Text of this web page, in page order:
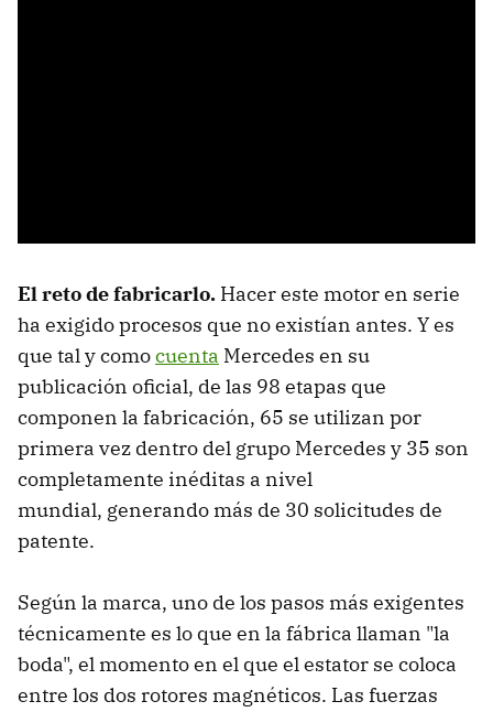
El reto de fabricarlo. Hacer este motor en serie
ha exigido procesos que no existían antes. Y es
que tal y comocuenta Mercedes en su
publicación oficial, de las 98 etapas que
componen la fabricación, 65 se utilizan por
primera vez dentro del grupo Mercedes y 35 son
completamente inéditas a nivel
mundial, generando más de 30 solicitudes de
patente.
Según la marca, uno de los pasos más exigentes
técnicamente es lo que en la fábrica llaman "la
boda", el momento en el que el estator se coloca
entre los dos rotores magnéticos. Las fuerzas